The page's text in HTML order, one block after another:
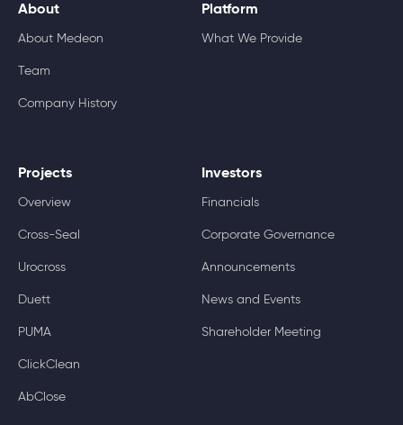
About
About Medeon
Team
Company History
Platform
What We Provide
Projects
Overview
Cross-Seal
Urocross
Duett
PUMA
ClickClean
AbClose
Investors
Financials
Corporate Governance
Announcements
News and Events
Shareholder Meeting